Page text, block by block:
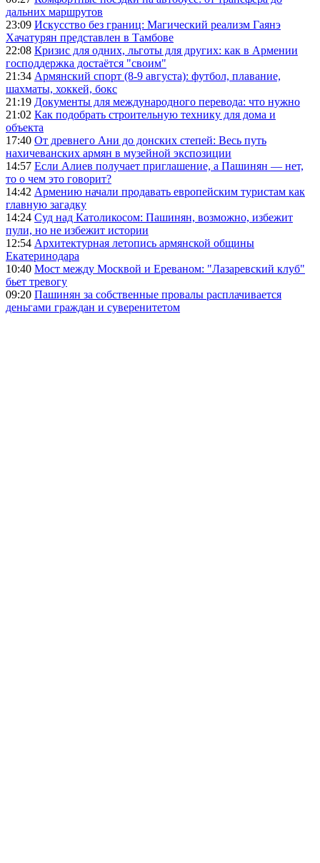
дальних маршрутов
23:09 Искусство без границ: Магический реализм Гаянэ
Хачатурян представлен в Тамбове
22:08 Кризис для одних, льготы для других: как в Армении
господдержка достаётся "своим"
21:34 Армянский спорт (8-9 августа): футбол, плавание,
шахматы, хоккей, бокс
21:19 Документы для международного перевода: что нужно
21:02 Как подобрать строительную технику для дома и
объекта
17:40 От древнего Ани до донских степей: Весь путь
нахичеванских армян в музейной экспозиции
14:57 Если Алиев получает приглашение, а Пашинян — нет,
то о чем это говорит?
14:42 Армению начали продавать европейским туристам как
главную загадку
14:24 Суд над Католикосом: Пашинян, возможно, избежит
пули, но не избежит истории
12:54 Архитектурная летопись армянской общины
Екатеринодара
10:40 Мост между Москвой и Ереваном: "Лазаревский клуб"
бьет тревогу
09:20 Пашинян за собственные провалы расплачивается
деньгами граждан и суверенитетом